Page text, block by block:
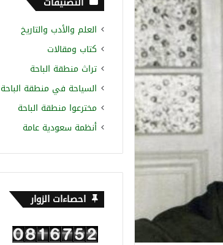
العلم والأدب والتاريخ
كتاب ومقالات
تراث منطقة الباحة
السياحة في منطقة الباحة
مخترعوا منطقة الباحة
أنظمة سعودية عامة
احصاءات الزوار